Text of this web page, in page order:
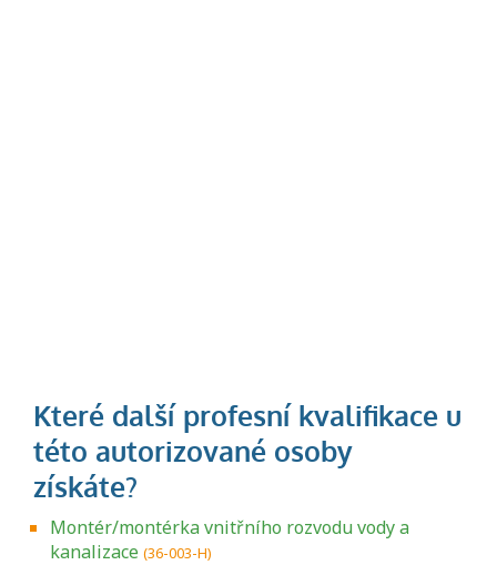
Montér/montérka vnitřního rozvodu vody a
kanalizace (36-003-H)